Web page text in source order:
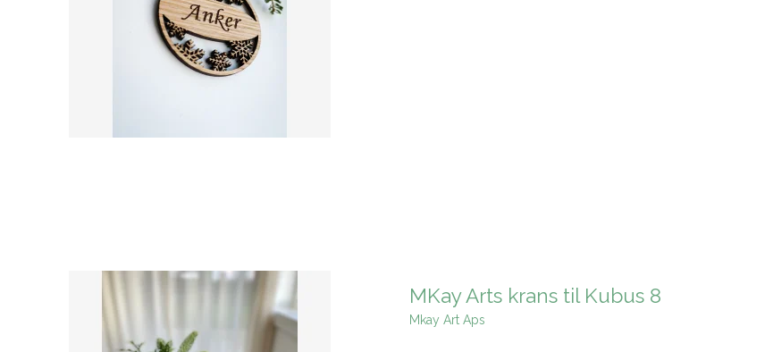
MKay Arts krans til Kubus 8
Mkay Art Aps